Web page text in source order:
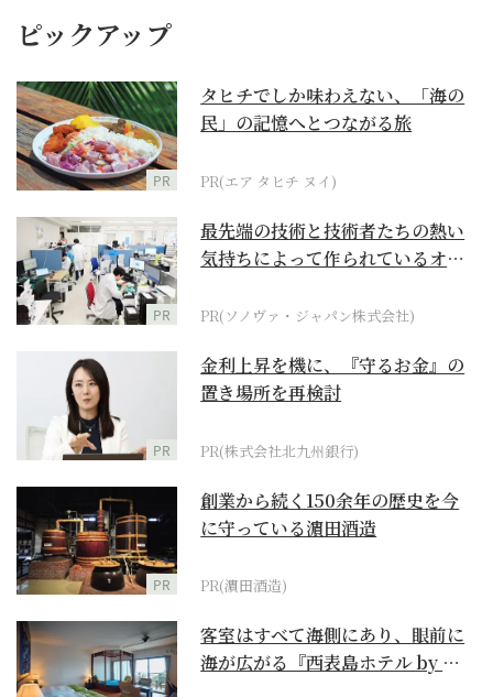
ピックアップ
PR
タヒチでしか味わえない、「海の
民」の記憶へとつながる旅
PR(エア タヒチ ヌイ)
PR
最先端の技術と技術者たちの熱い
気持ちによって作られているオー
PR(ソノヴァ・ジャパン株式会社)
PR
金利上昇を機に、『守るお金』の
置き場所を再検討
PR(株式会社北九州銀行)
PR
創業から続く150余年の歴史を今
に守っている濵田酒造
PR(濵田酒造)
客室はすべて海側にあり、眼前に
海が広がる『西表島ホテル by 星